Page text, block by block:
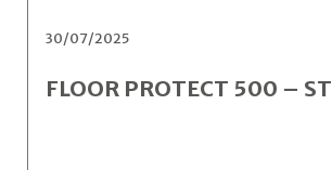
30/07/2025
FLOOR PROTECT 500 – ST